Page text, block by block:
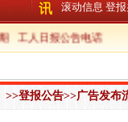
滚动信息 登
工人日报公告电话
>>登报公告>>广告发布